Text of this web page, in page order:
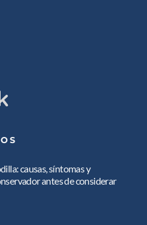
causas, síntomas y
antes de considerar